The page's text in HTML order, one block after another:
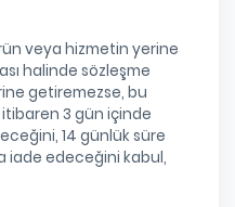
veya hizmetin yerine
halinde sözleşme
getiremezse, bu
3 gün içinde
14 günlük süre
iade edeceğini kabul,